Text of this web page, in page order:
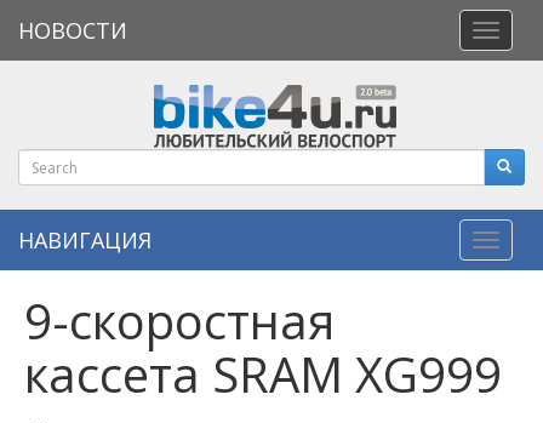
меню
НОВОСТИ
НАВИГАЦИЯ
9-скоростная
кассета SRAM XG999